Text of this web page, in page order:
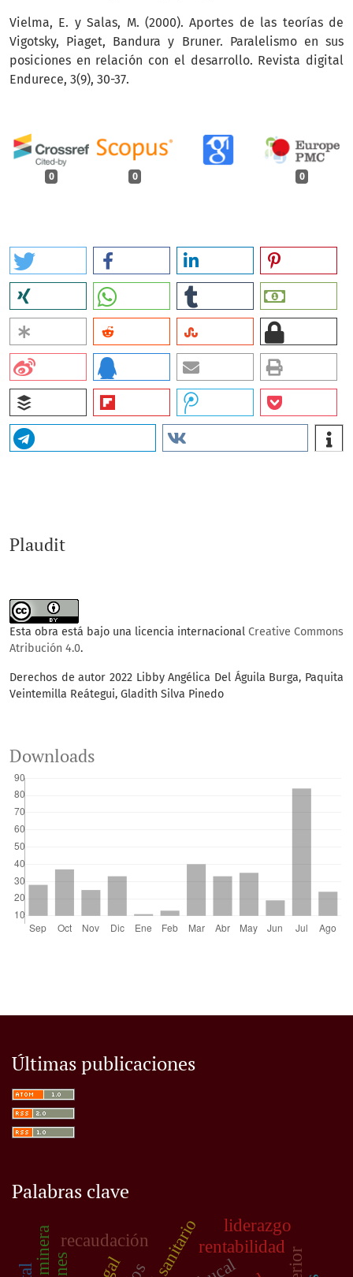
0 0 0
Plaudit
Vielma, E. y Salas, M. (2000). Aportes de las teorías de
Vigotsky, Piaget, Bandura y Bruner. Paralelismo en sus
posiciones en relación con el desarrollo. Revista digital
Endurece, 3(9), 30-37.
Esta obra está bajo una licencia internacional Creative Commons
Atribución 4.0.
Derechos de autor 2022 Libby Angélica Del Águila Burga, Paquita
Veintemilla Reátegui, Gladith Silva Pinedo
Downloads
Últimas publicaciones
Palabras clave
rentabilidad
recaudación
liderazgo